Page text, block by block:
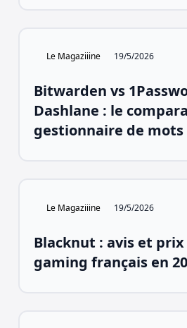
Le Magaziiine 19/5/2026
Bitwarden vs
Dashlane : le
gestionnaire de mots
Le Magaziiine 19/5/2026
Blacknut : avis et
gaming français en